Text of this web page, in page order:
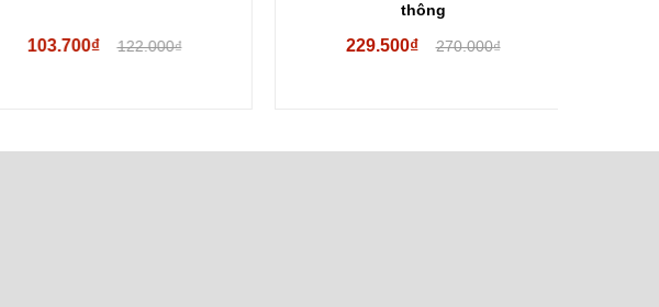
103.700₫ 122.000₫
thông
229.500₫ 270.000₫